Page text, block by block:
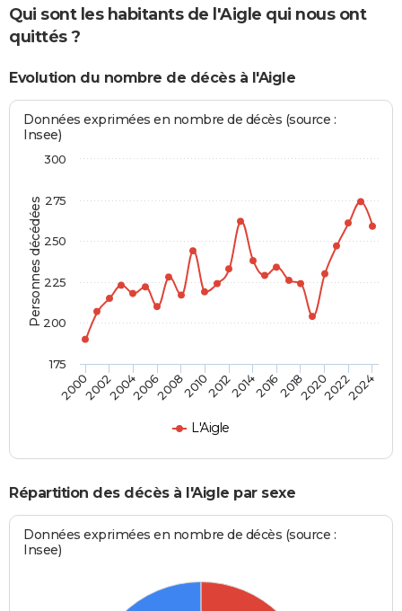
Qui sont les habitants de l'Aigle qui nous ont
quittés ?
Evolution du nombre de décès à l'Aigle
Personnes décédées
Données exprimées en nombre de décès (source :
Insee)
L'Aigle
2000200220042006200820102012201420162018202020222024
175
200
225
250
275
300
Répartition des décès à l'Aigle par sexe
Données exprimées en nombre de décès (source :
Insee)